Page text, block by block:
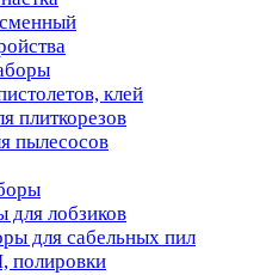
клей
плиткорезов
пылесосов
для лобзиков
для сабельных пил
полировки